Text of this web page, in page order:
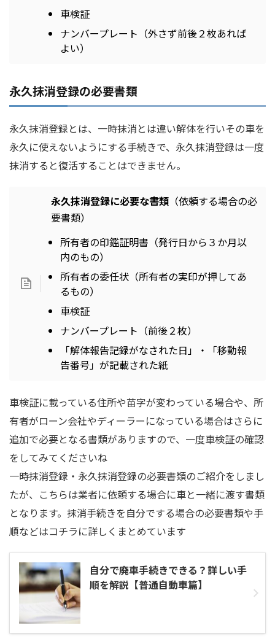
車検証
ナンバープレート（外さず前後２枚あれば
よい）
永久抹消登録の必要書類
永久抹消登録とは、一時抹消とは違い解体を行いその車を
永久に使えないようにする手続きで、永久抹消登録は一度
抹消すると復活することはできません。
永久抹消登録に必要な書類（依頼する場合の必
要書類）
所有者の印鑑証明書（発行日から３か月以
内のもの）
所有者の委任状（所有者の実印が押してあ
るもの）
車検証
ナンバープレート（前後２枚）
「解体報告記録がなされた日」・「移動報
告番号」が記載された紙
車検証に載っている住所や苗字が変わっている場合や、所
有者がローン会社やディーラーになっている場合はさらに
追加で必要となる書類がありますので、一度車検証の確認
をしてみてくださいね
一時抹消登録・永久抹消登録の必要書類のご紹介をしまし
たが、こちらは業者に依頼する場合に車と一緒に渡す書類
となります。抹消手続きを自分でする場合の必要書類や手
順などはコチラに詳しくまとめています
自分で廃車手続きできる？詳しい手
順を解説【普通自動車篇】